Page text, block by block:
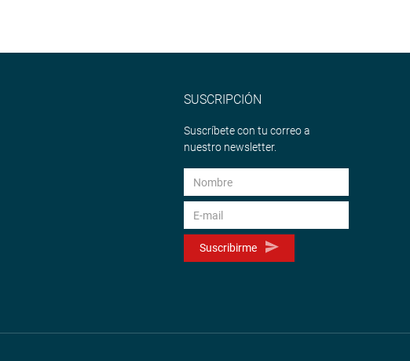
SUSCRIPCIÓN
Suscríbete con tu correo a
nuestro newsletter.
Suscribirme